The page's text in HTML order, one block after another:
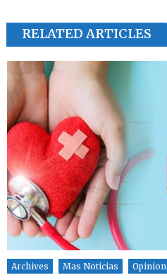
RELATED ARTICLES
Archives Mas Noticias Opinion